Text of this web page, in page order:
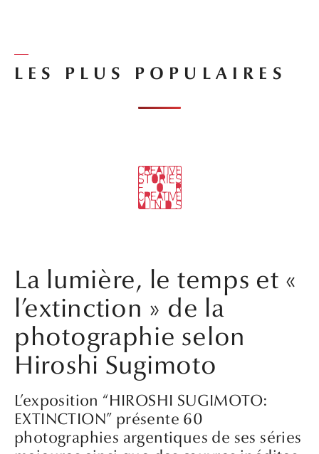
LES PLUS POPULAIRES
La lumière, le temps et «
l’extinction » de la
photographie selon
Hiroshi Sugimoto
L’exposition “HIROSHI SUGIMOTO:
EXTINCTION” présente 60
photographies argentiques de ses séries